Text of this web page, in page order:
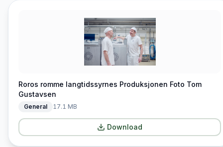
Roros romme langtidssyrnes Produksjonen Foto Tom
Gustavsen
General 17.1 MB
Download